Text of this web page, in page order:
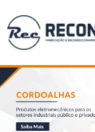
Somos
Produtos